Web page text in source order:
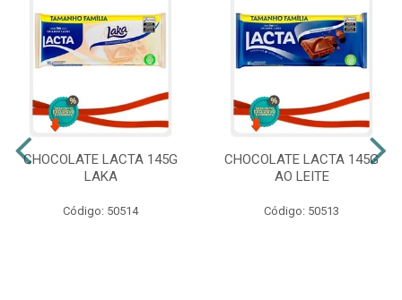
CHOCOLATE LACTA 145G
LAKA
Código: 50514
CHOCOLATE LACTA 145G
AO LEITE
Código: 50513